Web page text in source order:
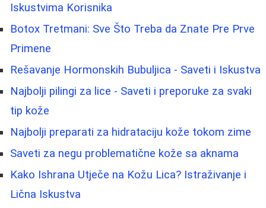
Iskustvima Korisnika
Botox Tretmani: Sve Što Treba da Znate Pre Prve
Primene
Rešavanje Hormonskih Bubuljica - Saveti i Iskustva
Najbolji pilingi za lice - Saveti i preporuke za svaki
tip kože
Najbolji preparati za hidrataciju kože tokom zime
Saveti za negu problematične kože sa aknama
Kako Ishrana Utječe na Kožu Lica? Istraživanje i
Lična Iskustva